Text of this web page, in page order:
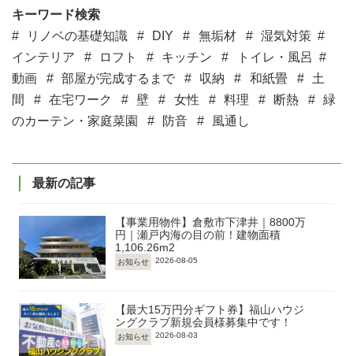
キーワード検索
リノベの基礎知識
DIY 無垢材
湿気対策
インテリア
ロフト キッチン
トイレ・風呂
動画
部屋が完成するまで 収納 和紙畳
土
間
在宅ワーク 壁 女性 料理 断熱
緑
のカーテン・家庭菜園
防音 風通し
最新の記事
【事業用物件】倉敷市下津井｜8800万
円｜瀬戸内海の目の前！建物面積
1,106.26m2
お知らせ 2026-08-05
【最大15万円分ギフト券】福山ハウジ
ングクラブ新規会員様募集中です！
お知らせ 2026-08-03